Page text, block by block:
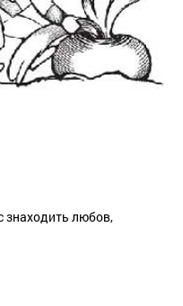
знаходить любов,